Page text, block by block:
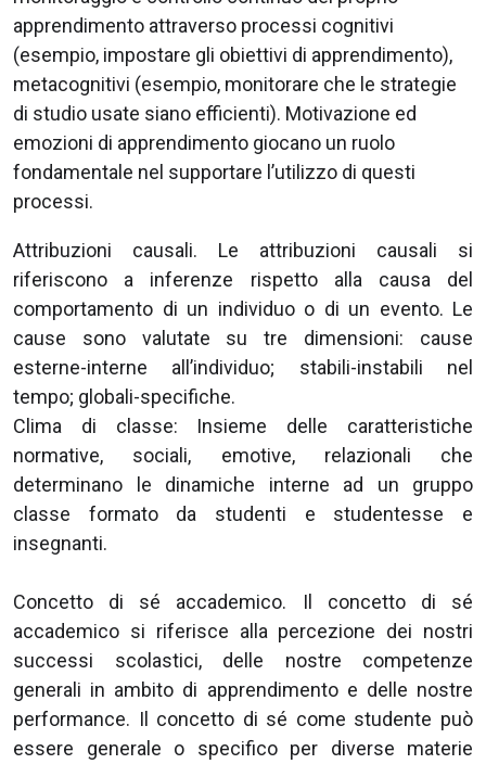
apprendimento attraverso processi cognitivi
(esempio, impostare gli obiettivi di apprendimento),
metacognitivi (esempio, monitorare che le strategie
di studio usate siano efficienti). Motivazione ed
emozioni di apprendimento giocano un ruolo
fondamentale nel supportare l’utilizzo di questi
processi.
Attribuzioni causali. Le attribuzioni causali si
riferiscono a inferenze rispetto alla causa del
comportamento di un individuo o di un evento. Le
cause sono valutate su tre dimensioni: cause
esterne-interne all’individuo; stabili-instabili nel
tempo; globali-specifiche.
Clima di classe: Insieme delle caratteristiche
normative, sociali, emotive, relazionali che
determinano le dinamiche interne ad un gruppo
classe formato da studenti e studentesse e
insegnanti.
Concetto di sé accademico. Il concetto di sé
accademico si riferisce alla percezione dei nostri
successi scolastici, delle nostre competenze
generali in ambito di apprendimento e delle nostre
performance. Il concetto di sé come studente può
essere generale o specifico per diverse materie